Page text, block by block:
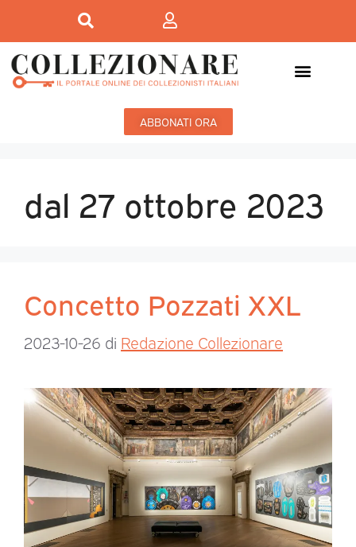
ABBONATI ORA
dal 27 ottobre 2023
Concetto Pozzati XXL
2023-10-26 di Redazione Collezionare